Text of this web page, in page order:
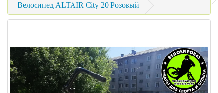
Велосипед ALTAIR City 20 Розовый